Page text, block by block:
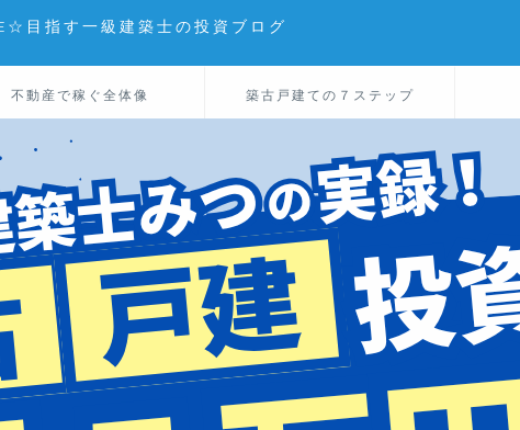
目指す一級建築士の投資ブログ
不動産で稼ぐ全体像 築古戸建ての７ステップ